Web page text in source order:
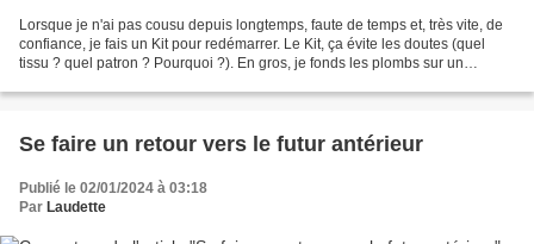
Lorsque je n'ai pas cousu depuis longtemps, faute de temps et, très vite, de
confiance, je fais un Kit pour redémarrer. Le Kit, ça évite les doutes (quel
tissu ? quel patron ? Pourquoi ?). En gros, je fonds les plombs sur un
Se faire un retour vers le futur antérieur
Publié le 02/01/2024 à 03:18
Par Laudette